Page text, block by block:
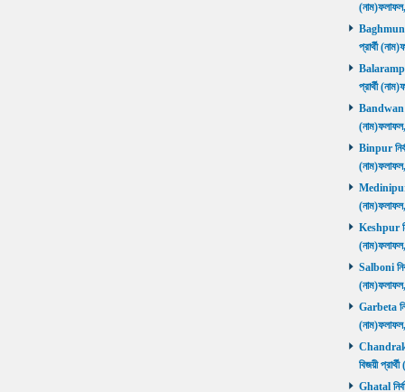
প্রার্থী
প্রার্থী
Bandwan
Binpur
Medinipur
Keshpur
Salboni
Garbeta
বিজয়ী
Ghatal